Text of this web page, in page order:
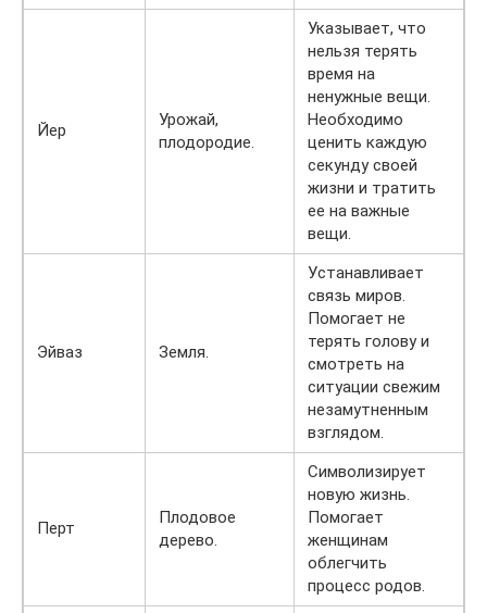
Йер
Урожай,
плодородие.
Указывает, что
нельзя терять
время на
ненужные вещи.
Необходимо
ценить каждую
секунду своей
жизни и тратить
ее на важные
вещи.
Эйваз Земля.
Устанавливает
связь миров.
Помогает не
терять голову и
смотреть на
ситуации свежим
незамутненным
взглядом.
Перт
Плодовое
дерево.
Символизирует
новую жизнь.
Помогает
женщинам
облегчить
процесс родов.